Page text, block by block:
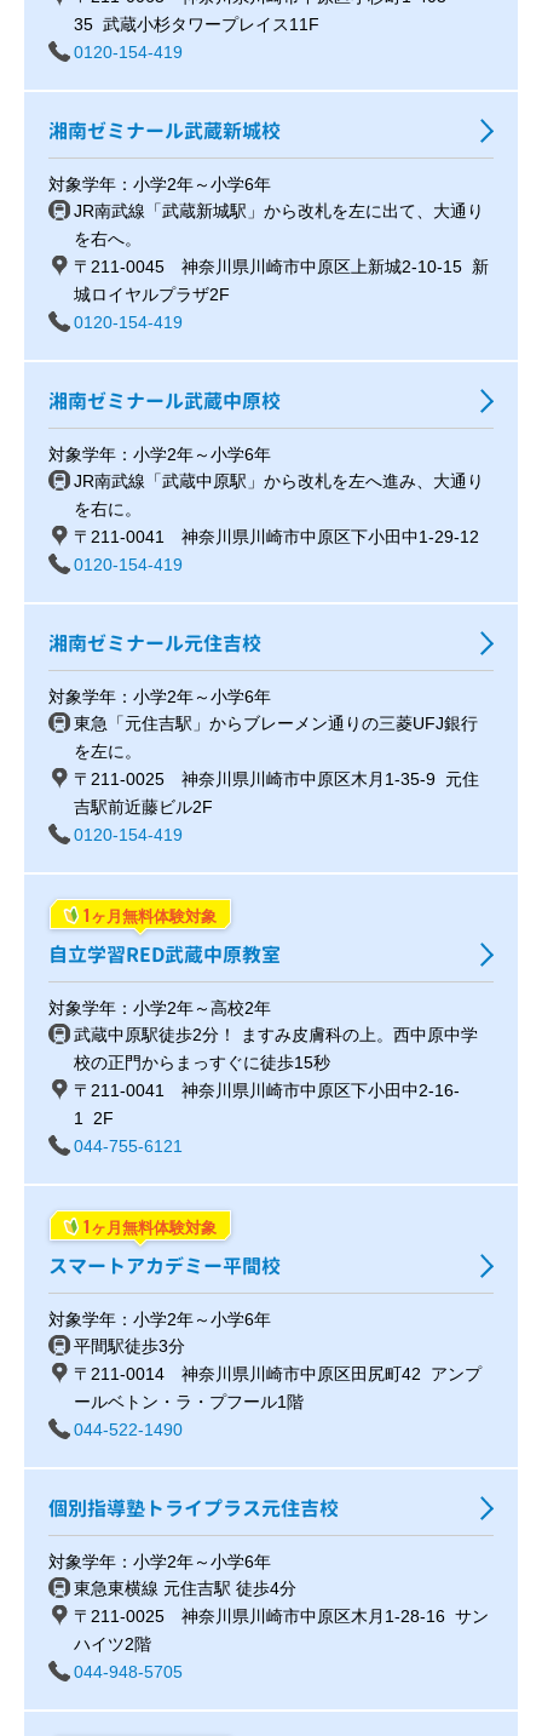
35 武蔵小杉タワープレイス11F
0120-154-419
湘南ゼミナール武蔵新城校
対象学年：小学2年～小学6年
JR南武線「武蔵新城駅」から改札を左に出て、大通り
を右へ。
〒211-0045 神奈川県川崎市中原区上新城2-10-15 新
城ロイヤルプラザ2F
0120-154-419
湘南ゼミナール武蔵中原校
対象学年：小学2年～小学6年
JR南武線「武蔵中原駅」から改札を左へ進み、大通り
を右に。
〒211-0041 神奈川県川崎市中原区下小田中1-29-12
0120-154-419
湘南ゼミナール元住吉校
対象学年：小学2年～小学6年
東急「元住吉駅」からブレーメン通りの三菱UFJ銀行
を左に。
〒211-0025 神奈川県川崎市中原区木月1-35-9 元住
吉駅前近藤ビル2F
0120-154-419
1 ヶ月無料体験対象
自立学習RED武蔵中原教室
対象学年：小学2年～高校2年
武蔵中原駅徒歩2分！ ますみ皮膚科の上。西中原中学
校の正門からまっすぐに徒歩15秒
〒211-0041 神奈川県川崎市中原区下小田中2-16-
1 2F
044-755-6121
1 ヶ月無料体験対象
スマートアカデミー平間校
対象学年：小学2年～小学6年
平間駅徒歩3分
〒211-0014 神奈川県川崎市中原区田尻町42 アンプ
ールベトン・ラ・プフール1階
044-522-1490
個別指導塾トライプラス元住吉校
対象学年：小学2年～小学6年
東急東横線 元住吉駅 徒歩4分
〒211-0025 神奈川県川崎市中原区木月1-28-16 サン
ハイツ2階
044-948-5705